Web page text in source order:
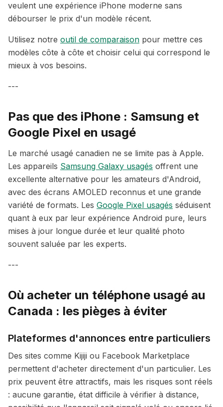
veulent une expérience iPhone moderne sans
débourser le prix d'un modèle récent.
Utilisez notre outil de comparaison pour mettre ces
modèles côte à côte et choisir celui qui correspond le
mieux à vos besoins.
---
Pas que des iPhone : Samsung et
Google Pixel en usagé
Le marché usagé canadien ne se limite pas à Apple.
Les appareils Samsung Galaxy usagés offrent une
excellente alternative pour les amateurs d'Android,
avec des écrans AMOLED reconnus et une grande
variété de formats. Les Google Pixel usagés séduisent
quant à eux par leur expérience Android pure, leurs
mises à jour longue durée et leur qualité photo
souvent saluée par les experts.
---
Où acheter un téléphone usagé au
Canada : les pièges à éviter
Plateformes d'annonces entre particuliers
Des sites comme Kijiji ou Facebook Marketplace
permettent d'acheter directement d'un particulier. Les
prix peuvent être attractifs, mais les risques sont réels
: aucune garantie, état difficile à vérifier à distance,